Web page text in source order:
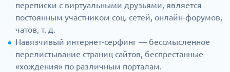
переписки с виртуальными друзьями, является
постоянным участником соц. сетей, онлайн-форумов,
чатов, т. д.
Навязчивый интернет-серфинг — бессмысленное
перелистывание страниц сайтов, беспрестанные
«хождения» по различным порталам.